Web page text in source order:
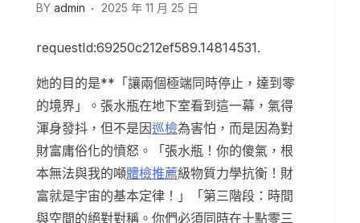
BY admin 2025 年 11 月 25 日
requestId:69250c212ef589.14814531.
她的目的是**「讓兩個極端同時停止，達到零
的境界」。張水瓶在地下室看到這一幕，氣得
渾身發抖，但不是因巡檢為害怕，而是因為對
財富庸俗化的憤怒。「張水瓶！你的傻氣，根
本無法與我的噸體檢推薦級物質力學抗衡！財
富就是宇宙的基本定律！」「第三階段：時間
與空間的絕對對稱。你們必須同時在十點零三